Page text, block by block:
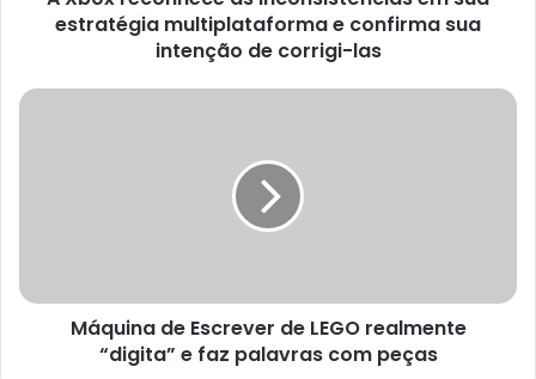
confirma
de
estratégia multiplataforma e confirma sua
intenção de corrigi-las
Máquina
faz
palavrasMáquina de Escrever de LEGO realmente
“digita” e faz palavras com peças